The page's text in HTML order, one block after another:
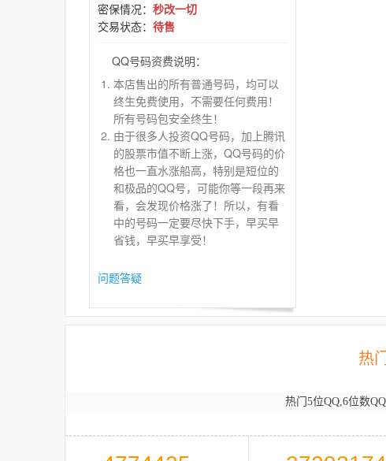
密保情况： 秒改一切
交易状态： 待售
QQ号码资费说明：
本店售出的所有普通号码，均可以
终生免费使用，不需要任何费用！
所有号码包安全终生！
由于很多人投资QQ号码，加上腾讯
的股票市值不断上涨，QQ号码的价
格也一直水涨船高，特别是短位的
和极品的QQ号，可能你等一段再来
看，会发现价格涨了！所以，有看
中的号码一定要尽快下手，早买早
省钱，早买早享受！
问题答疑
热
热门5位QQ,6位数